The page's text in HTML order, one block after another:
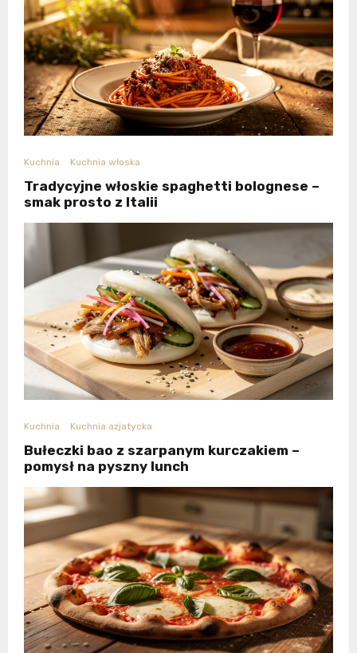
Kuchnia Kuchnia włoska
Tradycyjne włoskie spaghetti bolognese –
smak prosto z Italii
Kuchnia Kuchnia azjatycka
Bułeczki bao z szarpanym kurczakiem –
pomysł na pyszny lunch